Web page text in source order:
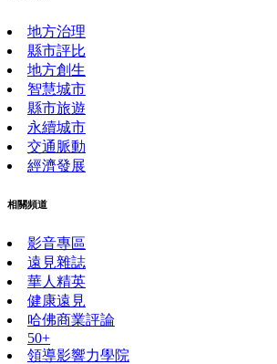
地方治理
縣市評比
地方創生
智慧城市
縣市旅遊
永續城市
交通脈動
經濟發展
相關頻道
影音專區
遠見雜誌
華人精英
健康遠見
哈佛商業評論
50+
領導影響力學院